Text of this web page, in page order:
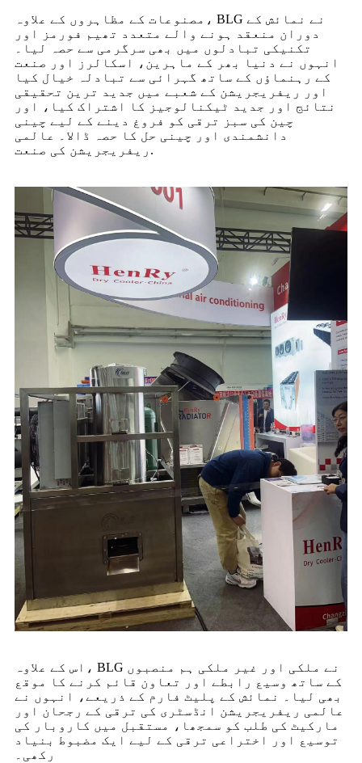
مصنوعات کے مظاہروں کے علاوہ، BLG نے نمائش کے
دوران منعقد ہونے والے متعدد تھیم فورمز اور
تکنیکی تبادلوں میں بھی سرگرمی سے حصہ لیا۔
انہوں نے دنیا بھر کے ماہرین، اسکالرز اور صنعت
کے رہنماؤں کے ساتھ گہرائی سے تبادلہ خیال کیا
اور ریفریجریشن کے شعبے میں جدید ترین تحقیقی
نتائج اور جدید ٹیکنالوجیز کا اشتراک کیا، اور
چین کی سبز ترقی کو فروغ دینے کے لیے چینی
دانشمندی اور چینی حل کا حصہ ڈالا۔ عالمی
ریفریجریشن کی صنعت.
اس کے علاوہ، BLG نے ملکی اور غیر ملکی ہم منصبوں
کے ساتھ وسیع رابطے اور تعاون قائم کرنے کا موقع
بھی لیا۔ نمائش کے پلیٹ فارم کے ذریعے، انہوں نے
عالمی ریفریجریشن انڈسٹری کی ترقی کے رجحان اور
مارکیٹ کی طلب کو سمجھا، مستقبل میں کاروبار کی
توسیع اور اختراعی ترقی کے لیے ایک مضبوط بنیاد
رکھی۔